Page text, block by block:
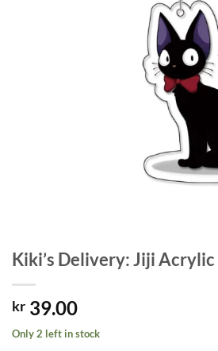
Kiki’s Delivery: Jiji
kr 39.00
Only 2 left in stock